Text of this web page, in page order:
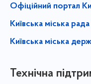
Офіційний портал
Київська міська рада
Київська міська
Технічна